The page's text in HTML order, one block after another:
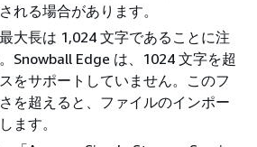
れる場合があります。
大長は 1,024 文字であることに注
Snowball Edge は、1024 文字を超
をサポートしていません。このフ
を超えると、ファイルのインポー
ます。